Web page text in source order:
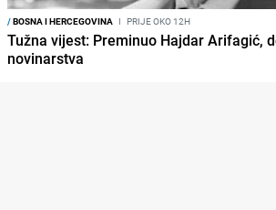
/BOSNA I HERCEGOVINA I PRIJE OKO 12H
Tužna vijest: Preminuo Hajdar Arifagić,
novinarstva